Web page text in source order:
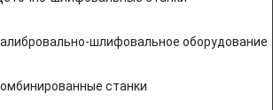
шлифовальное оборудование
станки